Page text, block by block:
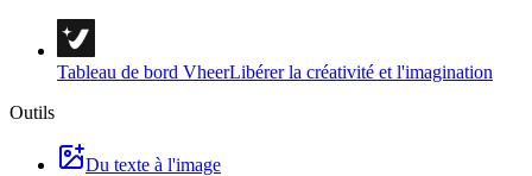
Tableau de bord VheerLibérer la créativité et l'imagination
Outils
Du texte à l'image